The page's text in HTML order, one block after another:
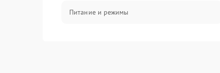
Питание и режимы